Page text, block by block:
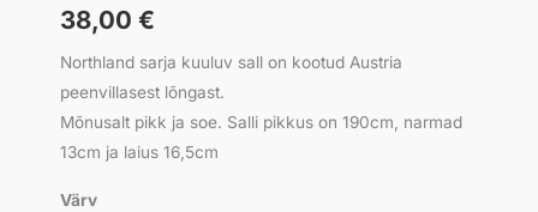
38,00 €
Northland sarja kuuluv sall on kootud Austria
peenvillasest lõngast.
Mõnusalt pikk ja soe. Salli pikkus on 190cm, narmad
13cm ja laius 16,5cm
Värv